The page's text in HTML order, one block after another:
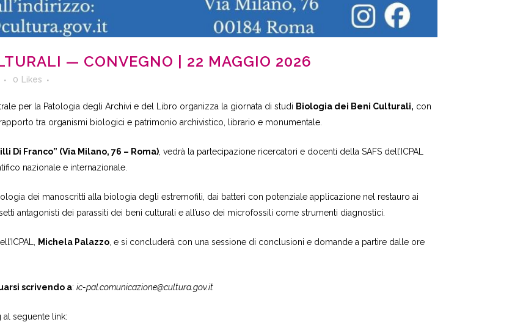
— CONVEGNO | 22 MAGGIO 2026
0 Likes
per la Patologia degli Archivi e del Libro organizza la giornata di studi Biologia dei Beni Culturali, con
tra organismi biologici e patrimonio archivistico, librario e monumentale.
Di Franco” (Via Milano, 76 – Roma) , vedrà la partecipazione ricercatori e docenti della SAFS dell’ICPAL
nazionale e internazionale.
dei manoscritti alla biologia degli estremofili, dai batteri con potenziale applicazione nel restauro ai
antagonisti dei parassiti dei beni culturali e all’uso dei microfossili come strumenti diagnostici.
Michela Palazzo , e si concluderà con una sessione di conclusioni e domande a partire dalle ore
scrivendo a: ic-pal.comunicazione@cultura.gov.it
al seguente link: